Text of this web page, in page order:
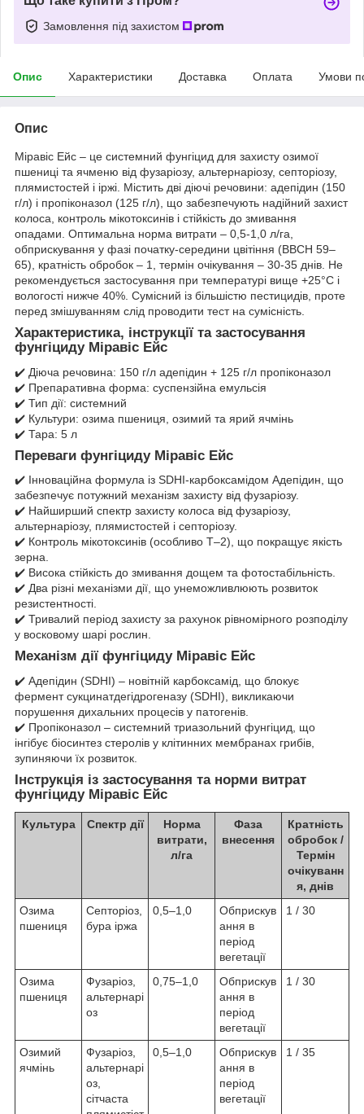
Замовлення під захистом
Опис Характеристики Доставка Оплата Умови
Опис
Міравіс Ейс – це системний фунгіцид для захисту озимої
пшениці та ячменю від фузаріозу, альтернаріозу, септоріозу,
плямистостей і іржі. Містить дві діючі речовини: адепідин (150
г/л) і пропіконазол (125 г/л), що забезпечують надійний захист
колоса, контроль мікотоксинів і стійкість до змивання
опадами. Оптимальна норма витрати – 0,5-1,0 л/га,
обприскування у фазі початку-середини цвітіння (ВВСН 59–
65), кратність обробок – 1, термін очікування – 30-35 днів. Не
рекомендується застосування при температурі вище +25°С і
вологості нижче 40%. Сумісний із більшістю пестицидів, проте
перед змішуванням слід проводити тест на сумісність.
Характеристика, інструкції та застосування
фунгіциду Міравіс Ейс
✔️ Діюча речовина: 150 г/л адепідин + 125 г/л пропіконазол
✔️ Препаративна форма: суспензійна емульсія
✔️ Тип дії: системний
✔️ Культури: озима пшениця, озимий та ярий ячмінь
✔️ Тара: 5 л
Переваги фунгіциду Міравіс Ейс
✔️ Інноваційна формула із SDHI-карбоксамідом Адепідин, що
забезпечує потужний механізм захисту від фузаріозу.
✔️ Найширший спектр захисту колоса від фузаріозу,
альтернаріозу, плямистостей і септоріозу.
✔️ Контроль мікотоксинів (особливо Т–2), що покращує якість
зерна.
✔️ Висока стійкість до змивання дощем та фотостабільність.
✔️ Два різні механізми дії, що унеможливлюють розвиток
резистентності.
✔️ Тривалий період захисту за рахунок рівномірного розподілу
у восковому шарі рослин.
Механізм дії фунгіциду Міравіс Ейс
✔️ Адепідин (SDHI) – новітній карбоксамід, що блокує
фермент сукцинатдегідрогеназу (SDHI), викликаючи
порушення дихальних процесів у патогенів.
✔️ Пропіконазол – системний триазольний фунгіцид, що
інгібує біосинтез стеролів у клітинних мембранах грибів,
зупиняючи їх розвиток.
Інструкція із застосування та норми витрат
фунгіциду Міравіс Ейс
Культура Спектр дії
Норма
витрати,
л/га
Фаза
внесення
Кратність
обробок /
Термін
очікуванн
я, днів
Озима
пшениця
Септоріоз,
бура іржа
0,5–1,0
Обприскув
ання в
період
вегетації
1 / 30
Озима
пшениця
Фузаріоз,
альтернарі
оз
0,75–1,0
Обприскув
ання в
період
вегетації
1 / 30
Озимий
ячмінь
Фузаріоз,
альтернарі
оз,
сітчаста
0,5–1,0
Обприскув
ання в
період
вегетації
1 / 35